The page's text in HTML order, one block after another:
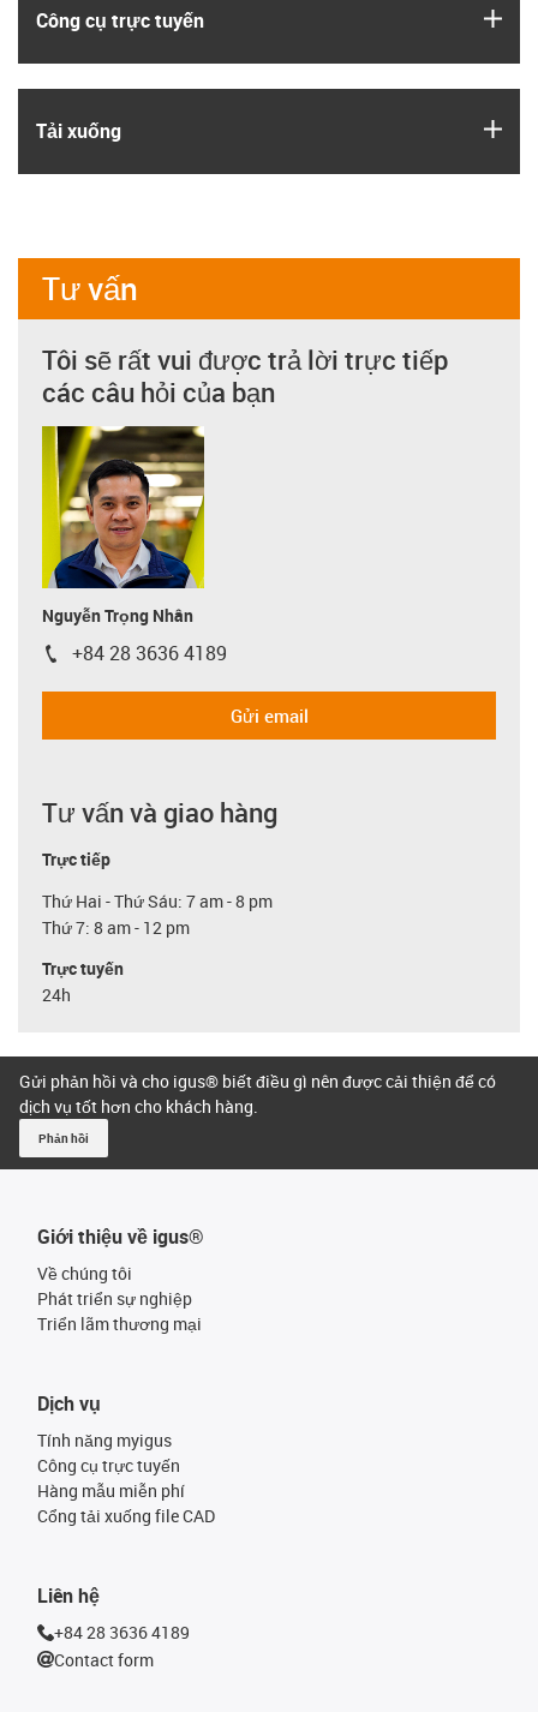
Công cụ trực tuyến
Tải xuống
Tư vấn
Tôi sẽ rất vui được trả lời trực tiếp
các câu hỏi của bạn
Nguyễn Trọng Nhân
igus-icon-phone
+84 28 3636 4189
Gửi email
Tư vấn và giao hàng
Trực tiếp
Thứ Hai - Thứ Sáu: 7 am - 8 pm
Thứ 7: 8 am - 12 pm
Trực tuyến
24h
Gửi phản hồi và cho igus® biết điều gì nên được cải thiện để có
dịch vụ tốt hơn cho khách hàng.
Phản hồi
Giới thiệu về igus®
Về chúng tôi
Phát triển sự nghiệp
Triển lãm thương mại
Dịch vụ
Tính năng myigus
Công cụ trực tuyến
Hàng mẫu miễn phí
Cổng tải xuống file CAD
Liên hệ
+84 28 3636 4189
Contact form